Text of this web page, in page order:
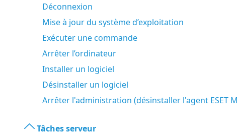
Déconnexion
Mise à jour du système d’exploitation
Exécuter une commande
Arrêter l’ordinateur
Installer un logiciel
Désinstaller un logiciel
Arrêter l'administration (désinstaller l'agent ESET
Tâches serveur